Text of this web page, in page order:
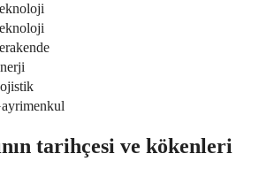
tarihçesi ve kökenleri